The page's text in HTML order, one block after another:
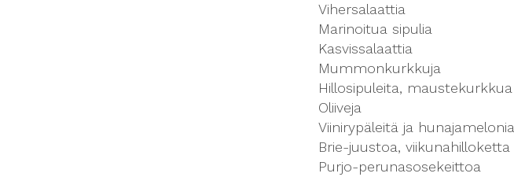
Vihersalaattia
Marinoitua sipulia
Kasvissalaattia
Mummonkurkkuja
Hillosipuleita, maustekurkkua
Oliiveja
Viinirypäleitä ja hunajamelonia
Brie-juustoa, viikunahilloketta
Purjo-perunasosekeittoa